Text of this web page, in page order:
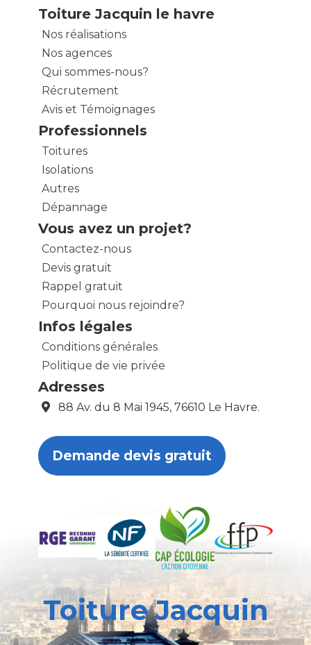
Toiture Jacquin le havre
Nos réalisations
Nos agences
Qui sommes-nous?
Récrutement
Avis et Témoignages
Professionnels
Toitures
Isolations
Autres
Dépannage
Vous avez un projet?
Contactez-nous
Devis gratuit
Rappel gratuit
Pourquoi nous rejoindre?
Infos légales
Conditions générales
Politique de vie privée
Adresses
88 Av. du 8 Mai 1945, 76610 Le Havre.
Demande devis gratuit
Toiture Jacquin